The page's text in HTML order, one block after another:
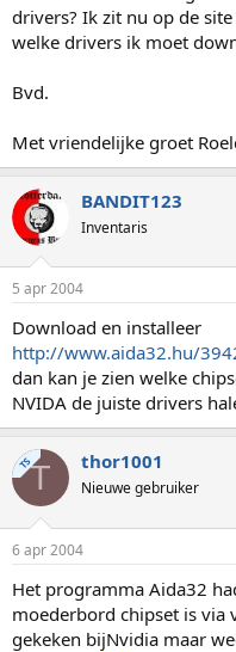
drivers? Ik zit nu op de
welke drivers ik moet
Bvd.
Met vriendelijke groet
BANDIT123
Inventaris
5 apr 2004
Download en installeer
http://www.aida32.hu/
dan kan je zien welke
NVIDA de juiste drivers
TST thor1001
Nieuwe gebruiker
6 apr 2004
Het programma Aida32
moederbord chipset is
gekeken bijNvidia maar